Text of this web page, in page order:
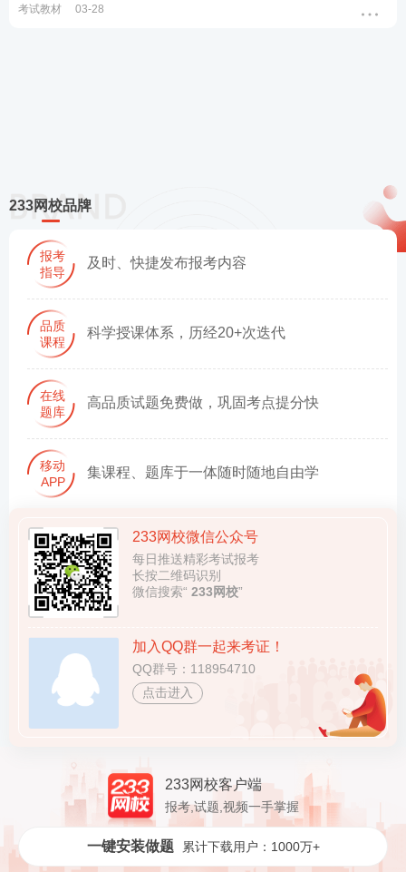
考试教材 03-28
233网校品牌
报考
指导
及时、快捷发布报考内容
品质
课程
科学授课体系，历经20+次迭代
在线
题库
高品质试题免费做，巩固考点提分快
移动
APP
集课程、题库于一体随时随地自由学
233网校微信公众号
每日推送精彩考试报考
长按二维码识别
微信搜索“ 233网校”
加入QQ群一起来考证！
QQ群号：118954710
点击进入
233网校客户端
报考,试题,视频一手掌握
一键安装做题 累计下载用户：1000万+